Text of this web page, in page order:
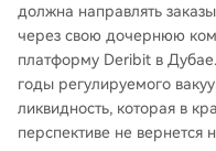
должна направлять
через свою дочернюю
платформу Deribit в
годы регулируемого
ликвидность, которая в
перспективе не вернется